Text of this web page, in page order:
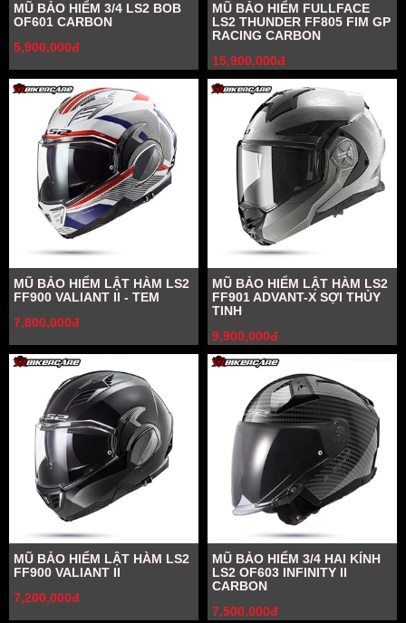
MŨ BẢO HIỂM 3/4 LS2 BOB
OF601 CARBON
5,900,000đ
MŨ BẢO HIỂM FULLFACE
LS2 THUNDER FF805 FIM GP
RACING CARBON
15,900,000đ
MŨ BẢO HIỂM LẬT HÀM LS2
FF900 VALIANT II - TEM
7,800,000đ
MŨ BẢO HIỂM LẬT HÀM LS2
FF901 ADVANT-X SỢI THỦY
TINH
9,900,000đ
MŨ BẢO HIỂM LẬT HÀM LS2
FF900 VALIANT II
7,200,000đ
MŨ BẢO HIỂM 3/4 HAI KÍNH
LS2 OF603 INFINITY II
CARBON
7,500,000đ